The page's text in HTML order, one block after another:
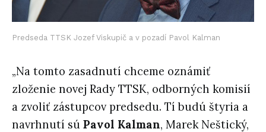
Predseda TTSK Jozef Viskupič a v pozadí Pavol Kalman
„Na tomto zasadnutí chceme oznámiť
zloženie novej Rady TTSK, odborných komisií
a zvoliť zástupcov predsedu. Tí budú štyria a
navrhnutí sú Pavol Kalman, Marek Neštický,